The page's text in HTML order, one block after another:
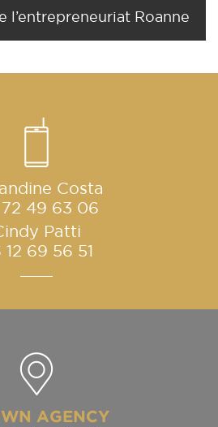
l’entrepreneuriat Roanne
Costa
49 63 06
Patti
12 69 56 51
AGENCY